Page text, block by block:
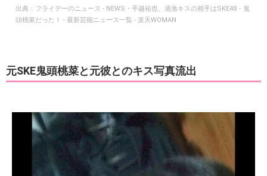
出典： フライデーのニュース - NEWS・手越祐也、過激キスの相手はSKE48・鬼
頭桃菜だった！ - 最新芸能ニュース一覧 - 楽天WOMAN
元SKE鬼頭桃菜と元彼とのキス写真流出